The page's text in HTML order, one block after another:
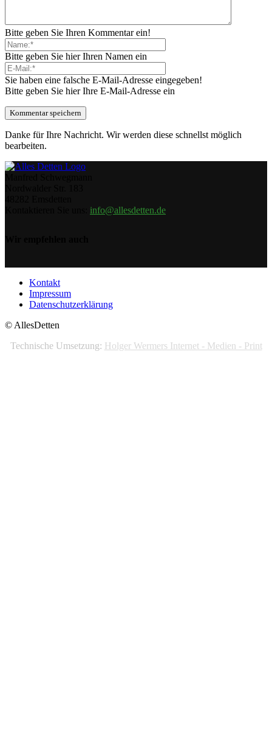
Bitte geben Sie Ihren Kommentar ein!
Bitte geben Sie hier Ihren Namen ein
Sie haben eine falsche E-Mail-Adresse eingegeben!
Bitte geben Sie hier Ihre E-Mail-Adresse ein
Danke für Ihre Nachricht. Wir werden diese schnellst möglich
bearbeiten.
info@allesdetten.de
Kontakt
Impressum
Datenschutzerklärung
© AllesDetten
Technische Umsetzung: Holger Wermers Internet - Medien - Print